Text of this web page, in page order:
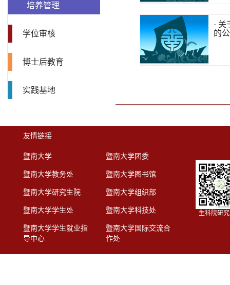
培养管理
学位审核
博士后教育
实践基地
·
的
友情链接
暨南大学
暨南大学教务处
暨南大学研究生院
暨南大学学生处
暨南大学学生就业指
导中心
暨南大学团委
暨南大学图书馆
暨南大学组织部
暨南大学科技处
暨南大学国际交流合
作处
生科院研